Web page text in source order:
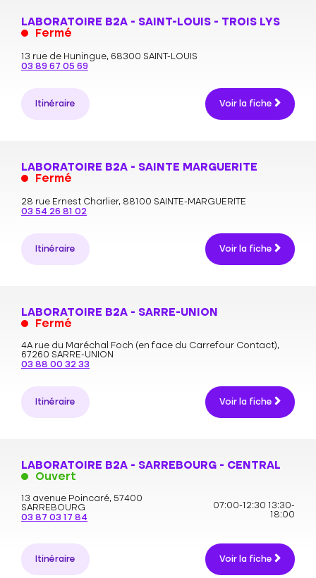
LABORATOIRE B2A - SAINT-LOUIS - TROIS LYS
Fermé
13 rue de Huningue, 68300 SAINT-LOUIS
03 89 67 05 69
Itinéraire Voir la fiche
LABORATOIRE B2A - SAINTE MARGUERITE
Fermé
28 rue Ernest Charlier, 88100 SAINTE-MARGUERITE
03 54 26 81 02
Itinéraire Voir la fiche
LABORATOIRE B2A - SARRE-UNION
Fermé
4A rue du Maréchal Foch (en face du Carrefour Contact),
67260 SARRE-UNION
03 88 00 32 33
Itinéraire Voir la fiche
LABORATOIRE B2A - SARREBOURG - CENTRAL
Ouvert
13 avenue Poincaré, 57400
SARREBOURG
03 87 03 17 84
07:00-12:30
13:30-
18:00
Itinéraire Voir la fiche